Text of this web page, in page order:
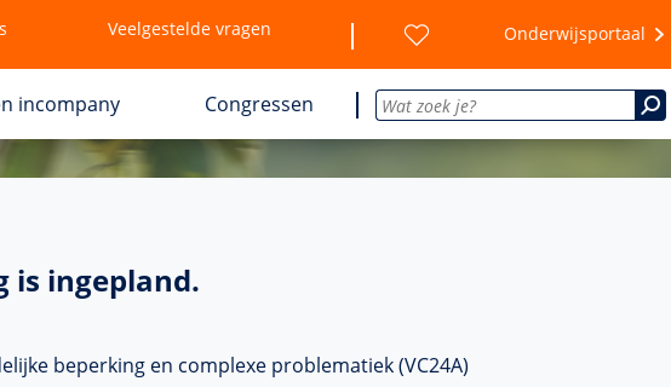
Veelgestelde vragen Onderwijsportaal
incompany Congressen
is ingepland.
beperking en complexe problematiek (VC24A)